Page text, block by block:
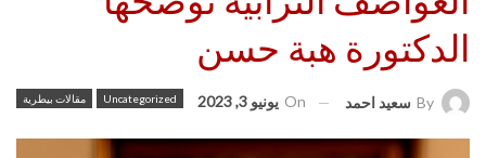
الدكتورة هبة حسن
Uncategorized مقالات بيطرية By سعيد احمد On يونيو 3, 2023